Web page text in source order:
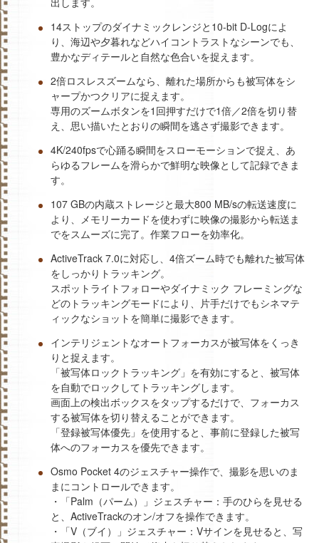
14ストップのダイナミックレンジと10-bit D-Logによ
り、海辺や夕暮れなどハイコントラストなシーンでも、
豊かなディテールと自然な色合いを捉えます。
2倍ロスレスズームなら、離れた場所からも被写体をシ
ャープかつクリアに捉えます。
専用のズームボタンを1回押すだけで1倍／2倍を切り替
え、思い描いたとおりの瞬間を逃さず撮影できます。
4K/240fpsで心踊る瞬間をスローモーションで捉え、あ
らゆるフレームを滑らかで鮮明な映像として記録できま
す。
107 GBの内蔵ストレージと最大800 MB/sの転送速度に
より、メモリーカードを使わずに映像の撮影から転送ま
でをスムーズに完了。作業フローを効率化。
ActiveTrack 7.0に対応し、4倍ズーム時でも離れた被写体
をしっかりトラッキング。
スポットライトフォローやダイナミック フレーミングな
どのトラッキングモードにより、片手だけでもシネマテ
ィックなショットを簡単に撮影できます。
インテリジェントなオートフォーカスが被写体をくっき
りと捉えます。
「被写体ロックトラッキング」を有効にすると、被写体
を自動でロックしてトラッキングします。
画面上の検出ボックスをタップするだけで、フォーカス
する被写体を切り替えることができます。
「登録被写体優先」を使用すると、事前に登録した被写
体へのフォーカスを優先できます。
Osmo Pocket 4のジェスチャー操作で、撮影を思いのま
まにコントロールできます。
・「Palm（パーム）」ジェスチャー：手のひらを見せる
と、ActiveTrackのオン/オフを操作できます。
・「V（ブイ）」ジェスチャー：Vサインを見せると、写